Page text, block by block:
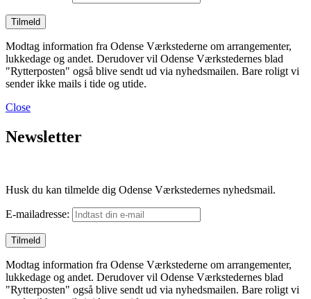
Modtag information fra Odense Værkstederne om arrangementer,
lukkedage og andet. Derudover vil Odense Værkstedernes blad
"Rytterposten" også blive sendt ud via nyhedsmailen. Bare roligt vi
sender ikke mails i tide og utide.
Close
Newsletter
Husk du kan tilmelde dig Odense Værkstedernes nyhedsmail.
E-mailadresse:
Modtag information fra Odense Værkstederne om arrangementer,
lukkedage og andet. Derudover vil Odense Værkstedernes blad
"Rytterposten" også blive sendt ud via nyhedsmailen. Bare roligt vi